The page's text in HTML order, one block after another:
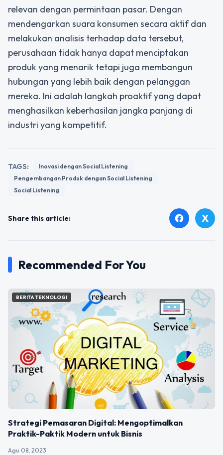
relevan dengan permintaan pasar. Dengan
mendengarkan suara konsumen secara aktif dan
melakukan analisis terhadap data tersebut,
perusahaan tidak hanya dapat menciptakan
produk yang menarik tetapi juga membangun
hubungan yang lebih baik dengan pelanggan
mereka. Ini adalah langkah proaktif yang dapat
menghasilkan keberhasilan jangka panjang di
industri yang kompetitif.
TAGS:
Inovasi dengan Social Listening
Pengembangan Produk dengan Social Listening
Social Listening
Share this article: facebook X
Recommended For You
BERITA TEKNOLOGI
Strategi Pemasaran Digital: Mengoptimalkan
Praktik-Paktik Modern untuk Bisnis
Agu 08, 2023